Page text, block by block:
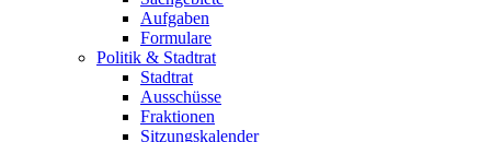
Aufgaben
Formulare
Politik & Stadtrat
Stadtrat
Ausschüsse
Fraktionen
Sitzungskalender